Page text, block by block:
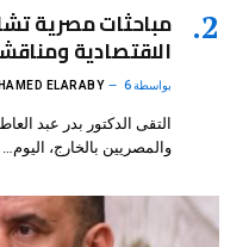
مباحثات مصرية
الاقتصادية
بواسطة ELARABY 6 أغسطس، 2026
التقى الدكتور بدر عبد
والمصريين بالخارج، اليوم…